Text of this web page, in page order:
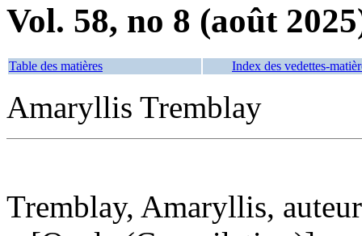
Vol. 58, no 8 (août
Table des matières Index des vedettes-
Amaryllis Tremblay
Tremblay, Amaryllis, auteur